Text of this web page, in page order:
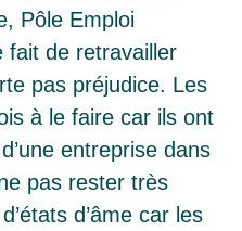
Pôle Emploi
fait de retravailler
pas préjudice. Les
à le faire car ils ont
entreprise dans
pas rester très
d’âme car les